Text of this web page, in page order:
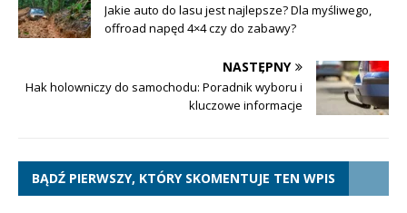
Jakie auto do lasu jest najlepsze? Dla myśliwego,
offroad napęd 4×4 czy do zabawy?
NASTĘPNY
Hak holowniczy do samochodu: Poradnik wyboru i
kluczowe informacje
BĄDŹ PIERWSZY, KTÓRY SKOMENTUJE TEN WPIS